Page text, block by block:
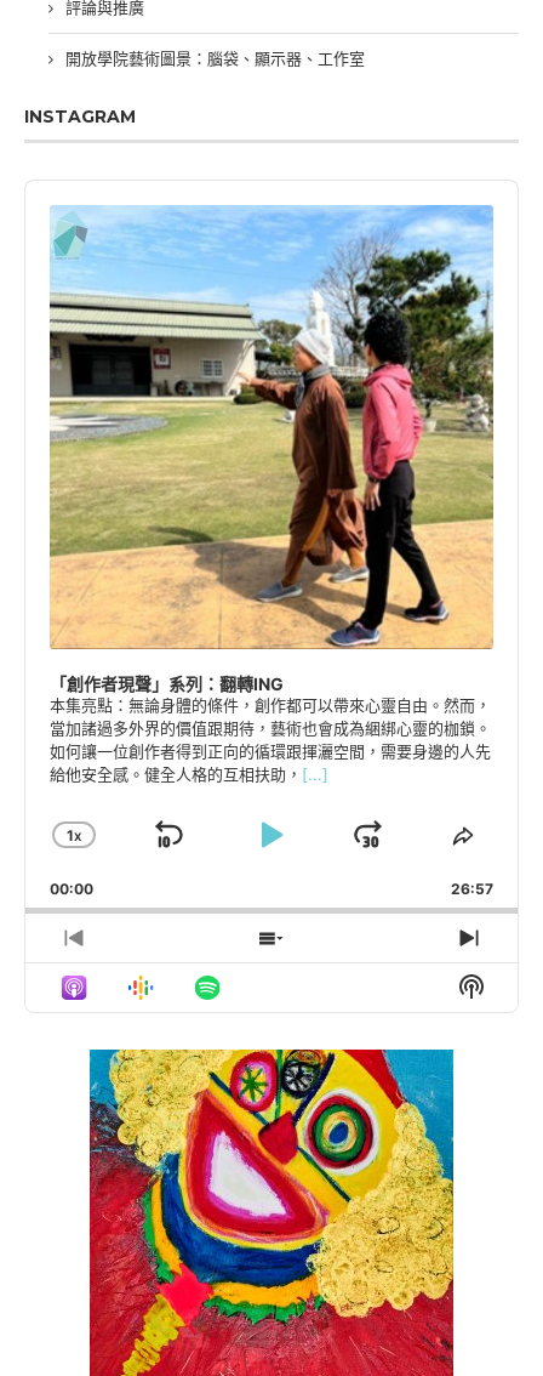
評論與推廣
開放學院藝術圖景：腦袋、顯示器、工作室
INSTAGRAM
Audio
Player
「創作者現聲」系列：翻轉ING
本集亮點：無論身體的條件，創作都可以帶來心靈自由。然而，
當加諸過多外界的價值跟期待，藝術也會成為綑綁心靈的枷鎖。
如何讓一位創作者得到正向的循環跟揮灑空間，需要身邊的人先
給他安全感。健全人格的互相扶助， [...]
CHANGE
RATE
1X
SKIP
PLAY JUMP
FORWARD
SHARE
00:00 26:57
PREVIOUS
EPISODE
SHOW
EPISODES
NEXT
Show